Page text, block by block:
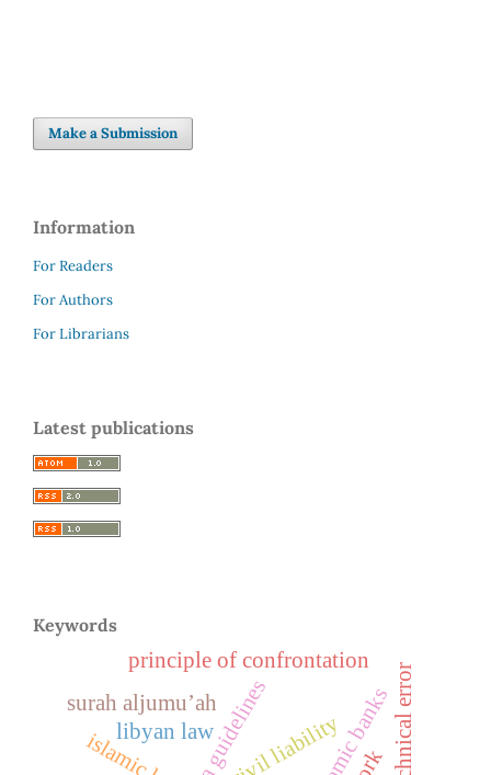
Make a Submission
Information
For Readers
For Authors
For Librarians
Latest publications
Keywords
principle of confrontation
civil liability
libyan law
surah aljumu’ah technical error